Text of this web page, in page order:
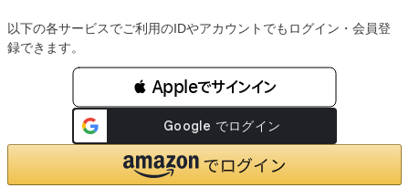
以下の各サービスでご利用のIDやアカウントでもログイン・会員登
録できます。
 Appleでサインイン